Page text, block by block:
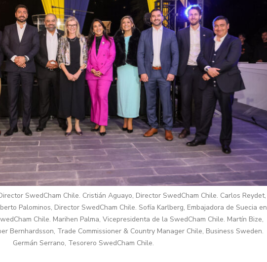
SwedCham Chile. Cristián Aguayo, Director SwedCham Chile. Carlos Reydet,
Palominos, Director SwedCham Chile. Sofía Karlberg, Embajadora de Suecia en
Chile. Marihen Palma, Vicepresidenta de la SwedCham Chile. Martín Bize,
Bernhardsson, Trade Commissioner & Country Manager Chile, Business Sweden.
Germán Serrano, Tesorero SwedCham Chile.